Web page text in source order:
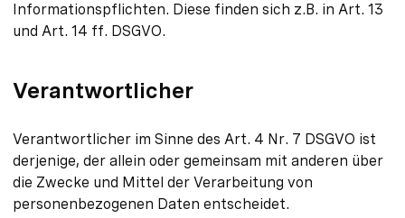
Informationspflichten. Diese finden sich z.B. in Art. 13
und Art. 14 ff. DSGVO.
Verantwortlicher
Verantwortlicher im Sinne des Art. 4 Nr. 7 DSGVO ist
derjenige, der allein oder gemeinsam mit anderen über
die Zwecke und Mittel der Verarbeitung von
personenbezogenen Daten entscheidet.